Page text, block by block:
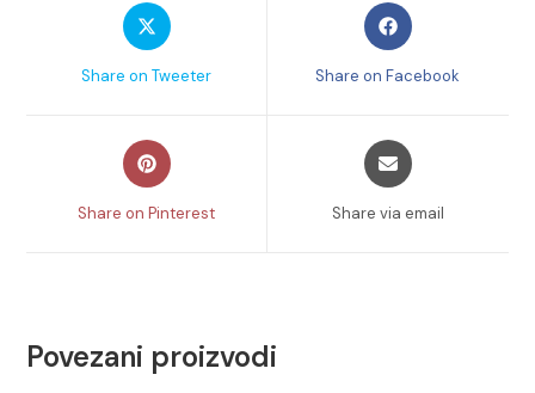
Opens
in
new
Share on Tweeter
Opens
in
new
Share on Facebook
Opens
in
new
Share on Pinterest
Opens
in
new
Share via email
Povezani proizvodi